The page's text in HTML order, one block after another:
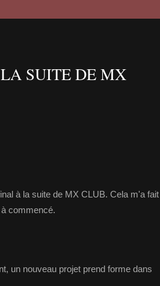
SUITE DE MX
à la suite de MX CLUB. Cela m'a fait
commencé.
un nouveau projet prend forme dans